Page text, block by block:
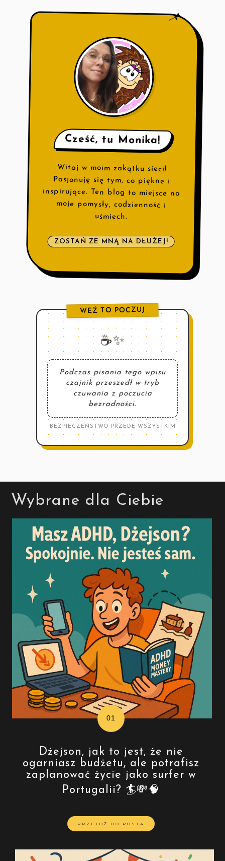
📌
Cześć, tu Monika!
Witaj w moim zakątku sieci!
Pasjonuję się tym, co piękne i
inspirujące. Ten blog to miejsce na
moje pomysły, codzienność i
uśmiech.
ZOSTAŃ ZE MNĄ NA DŁUŻEJ!
WEŹ TO POCZUJ
☕️✨
Podczas pisania tego wpisu
czajnik przeszedł w tryb
czuwania z poczucia
bezradności.
BEZPIECZEŃSTWO PRZEDE WSZYSTKIM
Wybrane dla Ciebie
Dżejson, jak to jest, że nie
ogarniasz budżetu, ale potrafisz
zaplanować życie jako surfer w
Portugalii? 🏄💸🧠
PRZEJDŹ DO POSTA